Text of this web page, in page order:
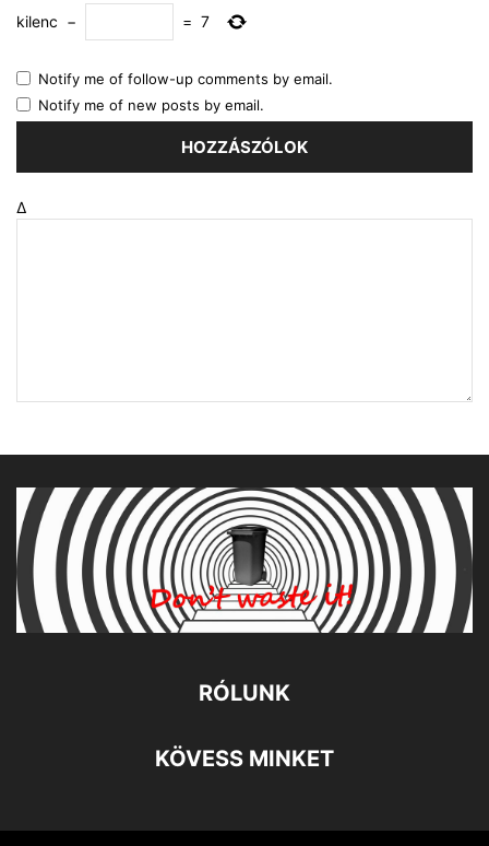
kilenc − = 7
Notify me of follow-up comments by email.
Notify me of new posts by email.
Δ
RÓLUNK
KÖVESS MINKET